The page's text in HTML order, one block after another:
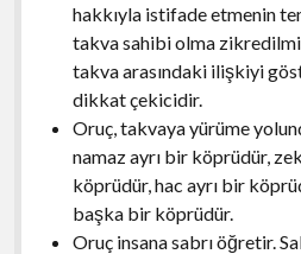
hakkıyla istifade etmenin
takva sahibi olma
takva arasındaki ilişkiyi
dikkat çekicidir.
Oruç, takvaya yürüme
namaz ayrı bir köprüdür,
köprüdür, hac ayrı bir
başka bir köprüdür.
Oruç insana sabrı öğretir.